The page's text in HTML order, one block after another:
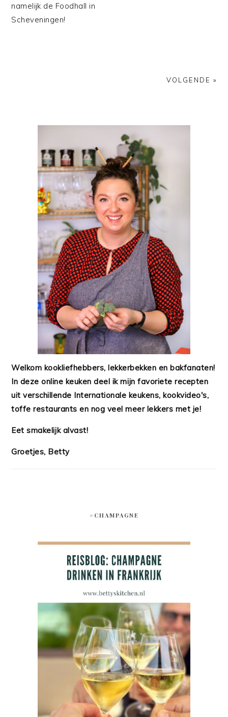
namelijk de Foodhall in
Scheveningen!
VOLGENDE »
Welkom kookliefhebbers, lekkerbekken en bakfanaten!
In deze online keuken deel ik mijn favoriete recepten
uit verschillende Internationale keukens, kookvideo's,
toffe restaurants en nog veel meer lekkers met je!
Eet smakelijk alvast!
Groetjes, Betty
#CHAMPAGNE